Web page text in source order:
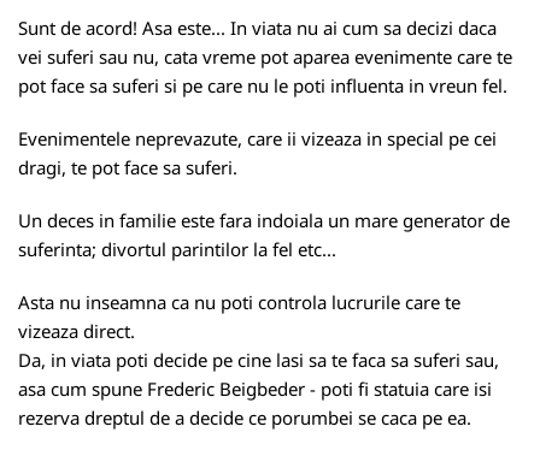
Sunt de acord! Asa este... In viata nu ai cum sa decizi daca
vei suferi sau nu, cata vreme pot aparea evenimente care te
pot face sa suferi si pe care nu le poti influenta in vreun fel.
Evenimentele neprevazute, care ii vizeaza in special pe cei
dragi, te pot face sa suferi.
Un deces in familie este fara indoiala un mare generator de
suferinta; divortul parintilor la fel etc...
Asta nu inseamna ca nu poti controla lucrurile care te
vizeaza direct.
Da, in viata poti decide pe cine lasi sa te faca sa suferi sau,
asa cum spune Frederic Beigbeder - poti fi statuia care isi
rezerva dreptul de a decide ce porumbei se caca pe ea.